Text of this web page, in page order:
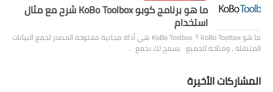
ما هو برنامج كوبو KoBo Toolbox شرح مع مثال
استخدام
ما هو KoBo Toolbox ؟ KoBo Toolbox هي أداة مجانية مفتوحة المصدر لجمع البيانات
المتنقلة ، ومتاحة للجميع. يسمح لك بجمع …
المشاركات الأخيرة